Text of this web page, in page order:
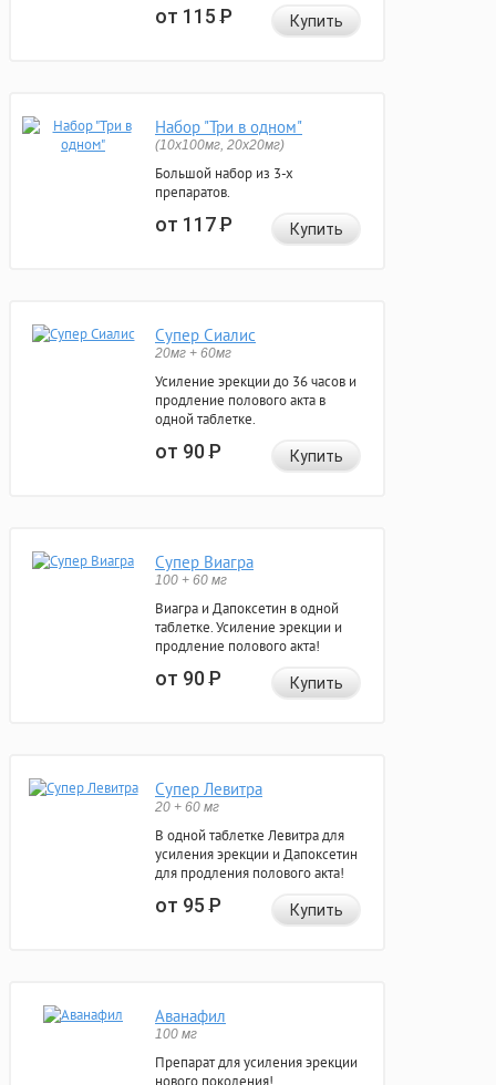
от 115Р Купить
Набор "Три в одном"
(10x100мг, 20x20мг)
Большой набор из 3-х
препаратов.
от 117Р Купить
Супер Сиалис
20мг + 60мг
Усиление эрекции до 36 часов и
продление полового акта в
одной таблетке.
от 90Р Купить
Супер Виагра
100 + 60 мг
Виагра и Дапоксетин в одной
таблетке. Усиление эрекции и
продление полового акта!
от 90Р Купить
Супер Левитра
20 + 60 мг
В одной таблетке Левитра для
усиления эрекции и Дапоксетин
для продления полового акта!
от 95Р Купить
Аванафил
100 мг
Препарат для усиления эрекции